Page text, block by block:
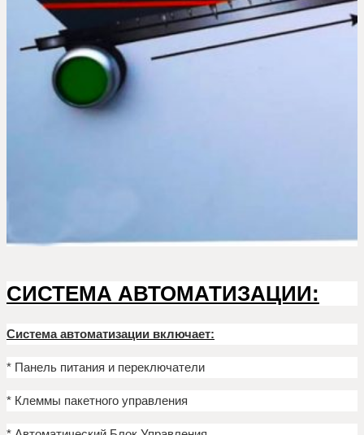
СИСТЕМА АВТОМАТИЗАЦИИ:
Система автоматизации включает:
* Панель питания и переключатели
* Клеммы пакетного управления